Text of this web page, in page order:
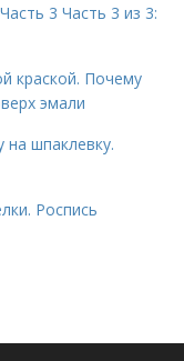
3 Часть 3 из 3:
краской. Почему
эмали
шпаклевку.
Роспись